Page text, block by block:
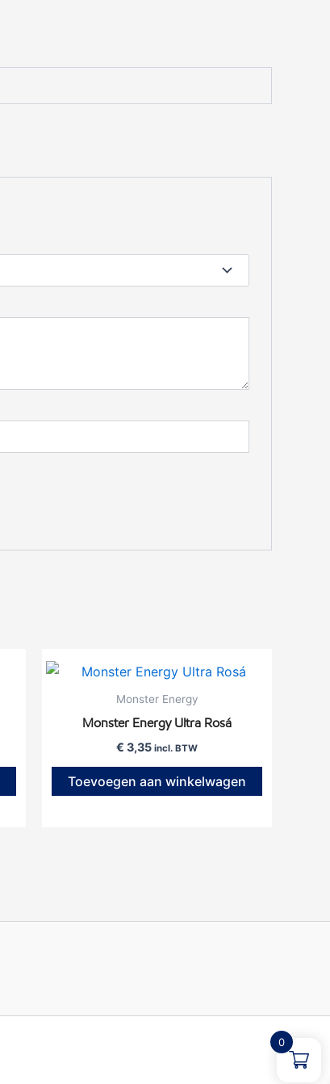
Monster Energy
Monster Energy Ultra Rosá
€ 3,35 incl. BTW
Toevoegen aan winkelwagen
0